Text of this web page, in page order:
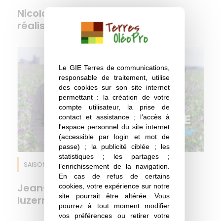
Le GIE Terres de communications,
responsable de traitement, utilise
des cookies sur son site internet
permettant : la création de votre
compte utilisateur, la prise de
contact et assistance ; l’accès à
l'espace personnel du site internet
(accessible par login et mot de
passe) ; la publicité ciblée ; les
statistiques ; les partages ;
l’enrichissement de la navigation.
En cas de refus de certains
cookies, votre expérience sur notre
site pourrait être altérée. Vous
pourrez à tout moment modifier
vos préférences ou retirer votre
fais consommer. A côté, on sème du trèfle, qui est
aussi une légumineuse et des graminées qui
apportent plus d’énergie et de fibres
permet de trouver aussi une rotation dans les
champs, parce que techniquement, je ne pourrais
pas semer en permanence que des champs de
luzerne. Il y a des phénomènes de maladies qui
pourraient apparaître et donc il faut apporter un peu
de diversité dans les parcelles.
– Donc de l’herbe et de la luzerne que tu produis
– Oui. Comme pour l’alimentation humaine, il faut un
apport en énergie et en protéines, et pour les
animaux c’est pareil, la luzerne va apporter des
protéines, un peu comme le soja qu’on donne en
complément, et en énergie, on apporte donc des
graminées dans l’herbe semée et aussi du maïs qui
Nicolas, l'éleveur de brebis qui
réalise ses rêves !
SAISON 5 EPISODE 7 Luzerne
Jean-Baptiste, producteur de
luzerne et ami des buzards !